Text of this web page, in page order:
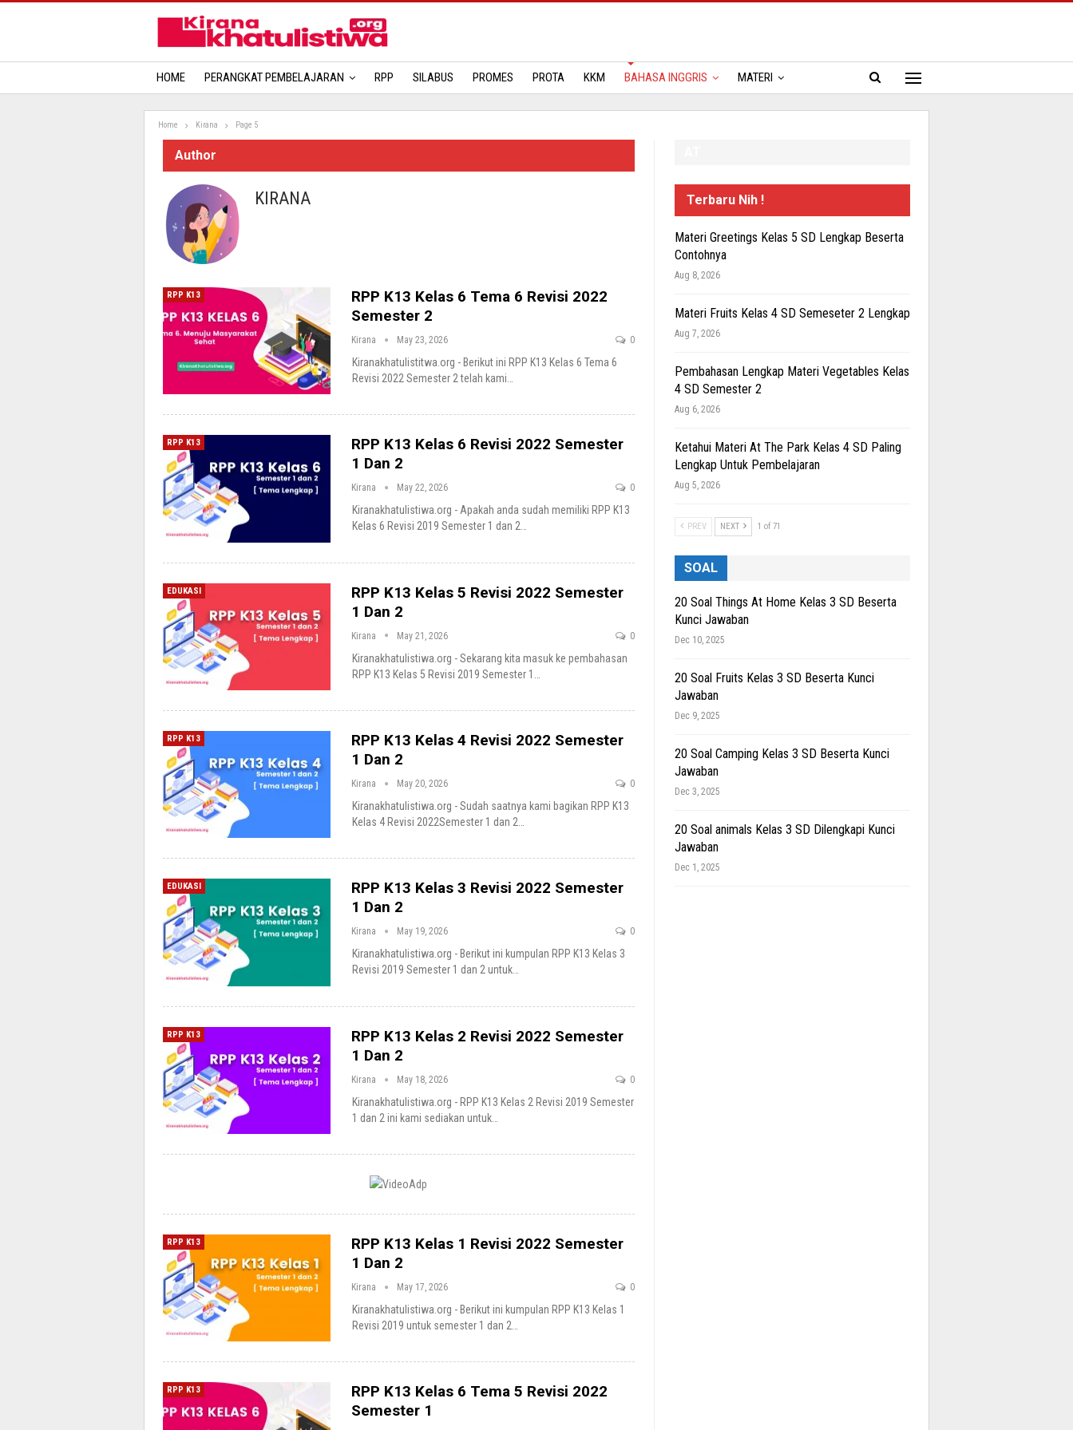
HOME PERANGKAT PEMBELAJARAN RPP SILABUS PROMES PROTA KKM BAHASA INGGRIS MATERI
Home Kirana Page 5
Author
KIRANA
RPP K13
RPP K13 Kelas 6 Tema 6 Revisi 2022
Semester 2
Kirana May 23, 2026 0
Kiranakhatulistitwa.org - Berikut ini RPP K13 Kelas 6 Tema 6
Revisi 2022 Semester 2 telah kami
RPP K13
RPP K13 Kelas 6 Revisi 2022 Semester
1 Dan 2
Kirana May 22, 2026 0
Kiranakhatulistiwa.org - Apakah anda sudah memiliki RPP K13
Kelas 6 Revisi 2019 Semester 1 dan 2…
EDUKASI
RPP K13 Kelas 5 Revisi 2022 Semester
1 Dan 2
Kirana May 21, 2026 0
Kiranakhatulistiwa.org - Sekarang kita masuk ke pembahasan
RPP K13 Kelas 5 Revisi 2019 Semester 1
RPP K13
RPP K13 Kelas 4 Revisi 2022 Semester
1 Dan 2
Kirana May 20, 2026 0
Kiranakhatulistiwa.org - Sudah saatnya kami bagikan RPP K13
Kelas 4 Revisi 2022Semester 1 dan 2
EDUKASI
RPP K13 Kelas 3 Revisi 2022 Semester
1 Dan 2
Kirana May 19, 2026 0
Kiranakhatulistiwa.org - Berikut ini kumpulan RPP K13 Kelas 3
Revisi 2019 Semester 1 dan 2 untuk…
RPP K13
RPP K13 Kelas 2 Revisi 2022 Semester
1 Dan 2
Kirana May 18, 2026 0
Kiranakhatulistiwa.org - RPP K13 Kelas 2 Revisi 2019 Semester
1 dan 2 ini kami sediakan untuk…
RPP K13
RPP K13 Kelas 1 Revisi 2022 Semester
1 Dan 2
Kirana May 17, 2026 0
Kiranakhatulistiwa.org - Berikut ini kumpulan RPP K13 Kelas 1
Revisi 2019 untuk semester 1 dan 2
RPP K13
RPP K13 Kelas 6 Tema 5 Revisi 2022
Semester 1
Terbaru Nih !
Materi Greetings Kelas 5 SD Lengkap Beserta
Contohnya
Aug 8, 2026
Materi Fruits Kelas 4 SD Semeseter 2 Lengkap
Aug 7, 2026
Pembahasan Lengkap Materi Vegetables Kelas
4 SD Semester 2
Aug 6, 2026
Ketahui Materi At The Park Kelas 4 SD Paling
Lengkap Untuk Pembelajaran
Aug 5, 2026
PREV NEXT 1 of 71
SOAL
20 Soal Things At Home Kelas 3 SD Beserta
Kunci Jawaban
Dec 10, 2025
20 Soal Fruits Kelas 3 SD Beserta Kunci
Jawaban
Dec 9, 2025
20 Soal Camping Kelas 3 SD Beserta Kunci
Jawaban
Dec 3, 2025
20 Soal animals Kelas 3 SD Dilengkapi Kunci
Jawaban
Dec 1, 2025